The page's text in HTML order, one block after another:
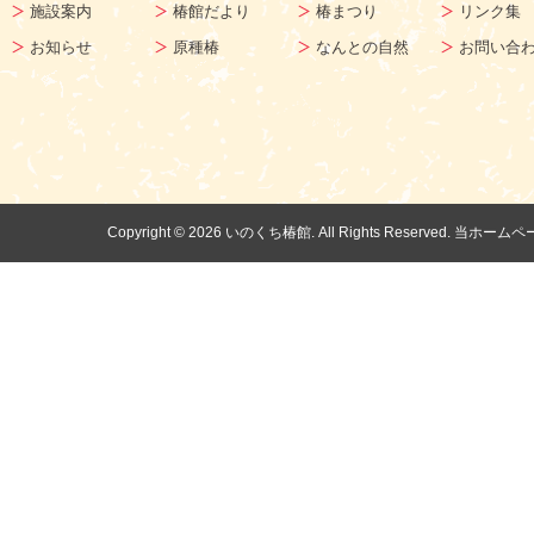
施設案内 椿館だより 椿まつり
リンク集
お知らせ
原種椿 なんとの自然 お問い合
Copyright ©2026 いのくち椿館. All Rights Reserved. 当ホーム